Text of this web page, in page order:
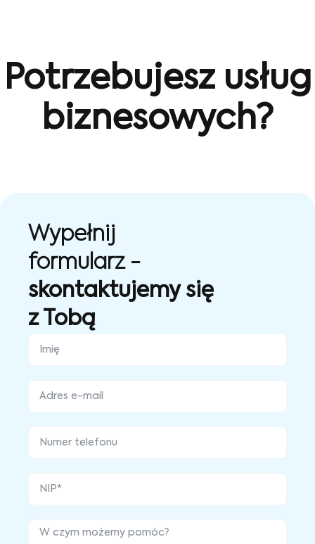
Potrzebujesz usług
biznesowych?
Wypełnij
formularz -
skontaktujemy się
z Tobą